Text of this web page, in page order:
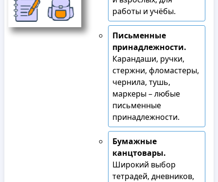
работы и учёбы.
Письменные
принадлежности.
Карандаши, ручки,
стержни, фломастеры,
чернила, тушь,
маркеры – любые
письменные
принадлежности.
Бумажные
канцтовары.
Широкий выбор
тетрадей, дневников,